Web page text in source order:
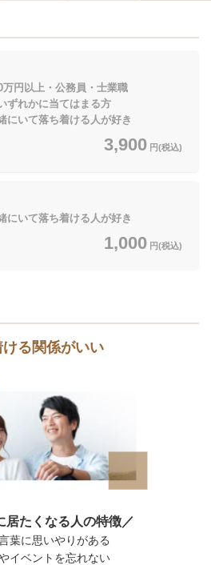
円以上・公務員・士業職
当てはまる方
て落ち着ける人が好き
3,900 円(税込)
て落ち着ける人が好き
1,000 円(税込)
る関係がいい
居たくなる人の特徴／
葉に思いやりがある
イベントを忘れない